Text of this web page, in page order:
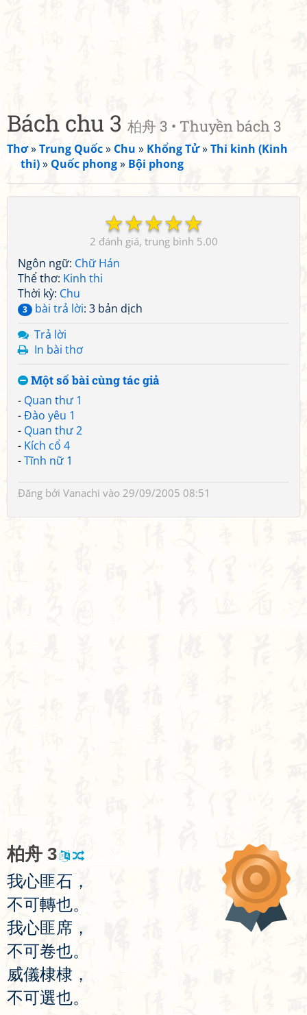
Bách chu 3 柏舟 3 • Thuyền bách 3
Thơ»Trung Quốc» Chu » Khổng Tử»Thi kinh (Kinh
thi)» Quốc phong» Bội phong
☆
☆
☆
☆
☆
2 5.00
Ngôn ngữ: Chữ Hán
Thể thơ: Kinh thi
Thời kỳ: Chu
3 bài trả lời: 3 bản dịch
Trả lời
In bài thơ
Một số bài cùng tác giả
- Quan thư 1
-Đào yêu 1
- Quan thư 2
- Kích cổ 4
-Tĩnh nữ 1
Đăng bởi Vanachi vào 29/09/2005 08:51
柏舟 3
我心匪石 ，
不可轉也。
我心匪席 ，
不可卷也。
威儀棣棣 ，
不可選也。